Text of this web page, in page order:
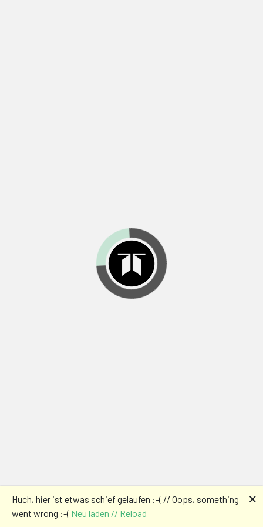
Huch, hier ist etwas schief gelaufen :-( // Oops, something
went wrong :-( Neu laden // Reload
🗙